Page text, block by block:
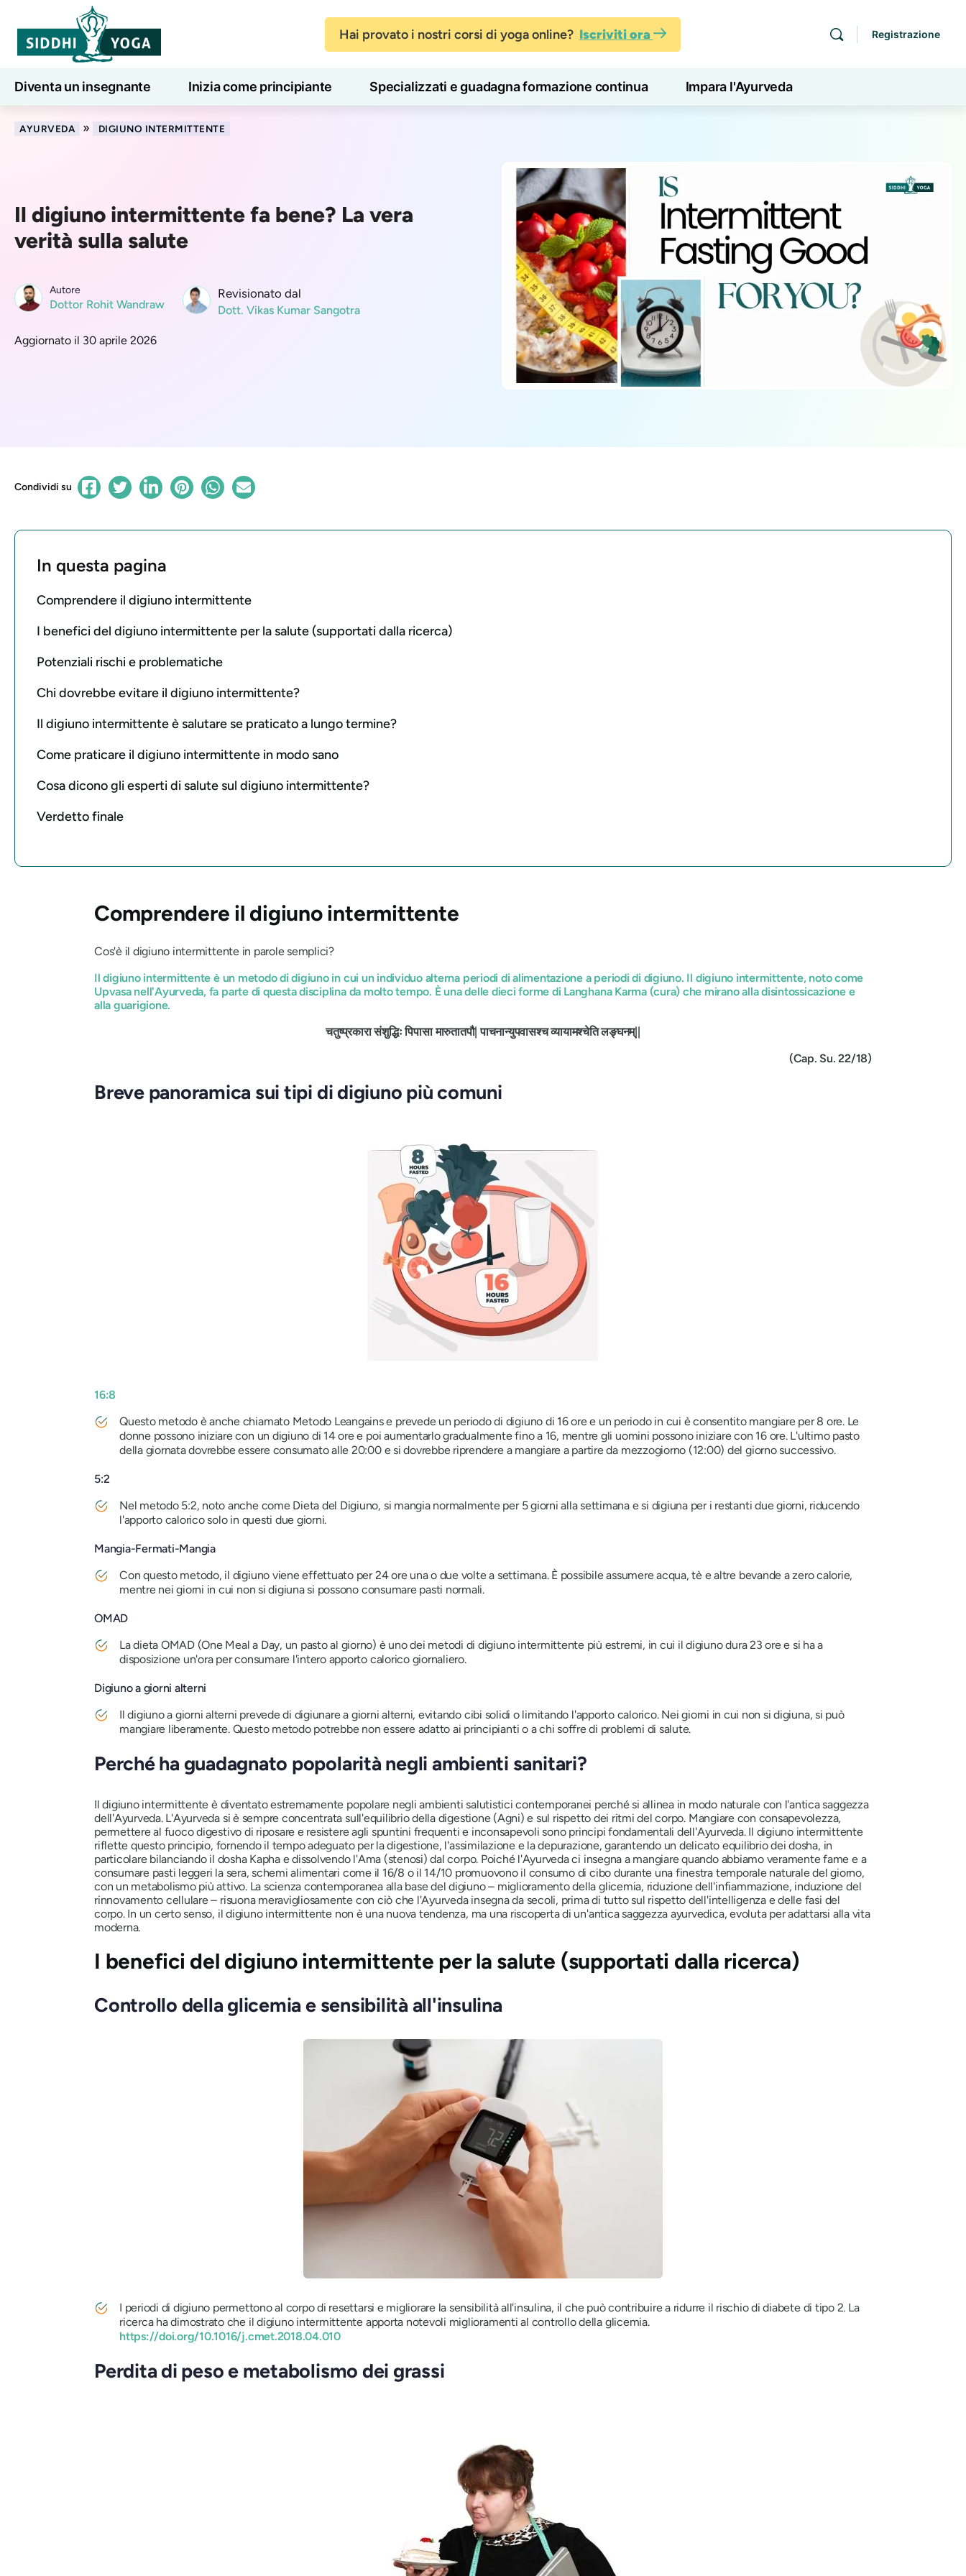
Hai provato i nostri corsi di yoga online? Iscriviti ora Registrazione
Diventa un insegnante Inizia come principiante Specializzati e guadagna formazione continua Impara l'Ayurveda
Lezioni di yoga online 7 giorni di benessere
AYURVEDA » DIGIUNO INTERMITTENTE
Il digiuno intermittente fa bene? La vera
verità sulla salute
Autore
Dottor Rohit Wandraw
Revisionato dal
Dott. Vikas Kumar Sangotra
Aggiornato il 30 aprile 2026
Condividi su
In questa pagina
Comprendere il digiuno intermittente
I benefici del digiuno intermittente per la salute (supportati dalla ricerca)
Potenziali rischi e problematiche
Chi dovrebbe evitare il digiuno intermittente?
Il digiuno intermittente è salutare se praticato a lungo termine?
Come praticare il digiuno intermittente in modo sano
Cosa dicono gli esperti di salute sul digiuno intermittente?
Verdetto finale
Comprendere il digiuno intermittente
Cos'è il digiuno intermittente in parole semplici?
Il digiuno intermittente è un metodo di digiuno in cui un individuo alterna periodi di alimentazione a periodi di digiuno. Il digiuno intermittente, noto come
Upvasa nell'Ayurveda, fa parte di questa disciplina da molto tempo. È una delle dieci forme di Langhana Karma (cura) che mirano alla disintossicazione e
alla guarigione.
चतुष्प्रकारासंशुद्धिःपिपासामारुतातपौ|पाचनान्युपवासश्चव्यायामश्चेतिलङ्घनम्||
(Cap. Su. 22/18)
Breve panoramica sui tipi di digiuno più comuni
16:8
Questo metodo è anche chiamato Metodo Leangains e prevede un periodo di digiuno di 16 ore e un periodo in cui è consentito mangiare per 8 ore. Le
donne possono iniziare con un digiuno di 14 ore e poi aumentarlo gradualmente fino a 16, mentre gli uomini possono iniziare con 16 ore. L'ultimo pasto
della giornata dovrebbe essere consumato alle 20:00 e si dovrebbe riprendere a mangiare a partire da mezzogiorno (12:00) del giorno successivo.
5:2
Nel metodo 5:2, noto anche come Dieta del Digiuno, si mangia normalmente per 5 giorni alla settimana e si digiuna per i restanti due giorni, riducendo
l'apporto calorico solo in questi due giorni.
Mangia-Fermati-Mangia
Con questo metodo, il digiuno viene effettuato per 24 ore una o due volte a settimana. È possibile assumere acqua, tè e altre bevande a zero calorie,
mentre nei giorni in cui non si digiuna si possono consumare pasti normali.
OMAD
La dieta OMAD (One Meal a Day, un pasto al giorno) è uno dei metodi di digiuno intermittente più estremi, in cui il digiuno dura 23 ore e si ha a
disposizione un'ora per consumare l'intero apporto calorico giornaliero.
Digiuno a giorni alterni
Il digiuno a giorni alterni prevede di digiunare a giorni alterni, evitando cibi solidi o limitando l'apporto calorico. Nei giorni in cui non si digiuna, si può
mangiare liberamente. Questo metodo potrebbe non essere adatto ai principianti o a chi soffre di problemi di salute.
Perché ha guadagnato popolarità negli ambienti sanitari?
Il digiuno intermittente è diventato estremamente popolare negli ambienti salutistici contemporanei perché si allinea in modo naturale con l'antica saggezza
dell'Ayurveda. L'Ayurveda si è sempre concentrata sull'equilibrio della digestione (Agni) e sul rispetto dei ritmi del corpo. Mangiare con consapevolezza,
permettere al fuoco digestivo di riposare e resistere agli spuntini frequenti e inconsapevoli sono principi fondamentali dell'Ayurveda. Il digiuno intermittente
riflette questo principio, fornendo il tempo adeguato per la digestione, l'assimilazione e la depurazione, garantendo un delicato equilibrio dei dosha, in
particolare bilanciando il dosha Kapha e dissolvendo l'Ama (stenosi) dal corpo. Poiché l'Ayurveda ci insegna a mangiare quando abbiamo veramente fame e a
consumare pasti leggeri la sera, schemi alimentari come il 16/8 o il 14/10 promuovono il consumo di cibo durante una finestra temporale naturale del giorno,
con un metabolismo più attivo. La scienza contemporanea alla base del digiuno – miglioramento della glicemia, riduzione dell'infiammazione, induzione del
rinnovamento cellulare – risuona meravigliosamente con ciò che l'Ayurveda insegna da secoli, prima di tutto sul rispetto dell'intelligenza e delle fasi del
corpo. In un certo senso, il digiuno intermittente non è una nuova tendenza, ma una riscoperta di un'antica saggezza ayurvedica, evoluta per adattarsi alla vita
moderna.
I benefici del digiuno intermittente per la salute (supportati dalla ricerca)
Controllo della glicemia e sensibilità all'insulina
I periodi di digiuno permettono al corpo di resettarsi e migliorare la sensibilità all'insulina, il che può contribuire a ridurre il rischio di diabete di tipo 2. La
ricerca ha dimostrato che il digiuno intermittente apporta notevoli miglioramenti al controllo della glicemia.
https://doi.org/10.1016/j.cmet.2018.04.010
Perdita di peso e metabolismo dei grassi